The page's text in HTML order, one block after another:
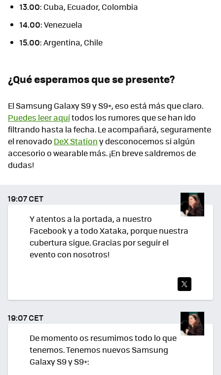
13.00: Cuba, Ecuador, Colombia
14.00: Venezuela
15.00: Argentina, Chile
¿Qué esperamos que se presente?
El Samsung Galaxy S9 y S9+, eso está más que claro.
Puedes leer aquítodos los rumores que se han ido
filtrando hasta la fecha. Le acompañará, seguramente
el renovado DeX Stationy desconocemos si algún
accesorio o wearable más. ¡En breve saldremos de
dudas!
19:07 CET
Y atentos a la portada, a nuestro
Facebook y a todo Xataka, porque nuestra
cubertura sigue. Gracias por seguir el
evento con nosotros!
TEA
R
19:07 CET
De momento os resumimos todo lo que
tenemos. Tenemos nuevos Samsung
Galaxy S9 y S9+: